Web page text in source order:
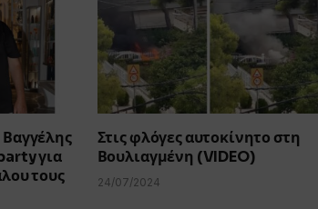
Βαγγέλης
για
τους
Στις φλόγες αυτοκίνητο στη
Βουλιαγμένη (VIDEO)
24/07/2024